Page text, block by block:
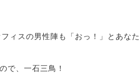
ィスの男性陣も「おっ！」とあなた
で、一石三鳥！